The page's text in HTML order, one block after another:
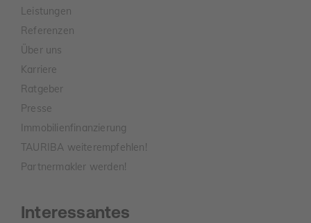
Leistungen
Referenzen
Über uns
Karriere
Ratgeber
Presse
Immobilienfinanzierung
TAURIBA weiterempfehlen!
Partnermakler werden!
Interessantes